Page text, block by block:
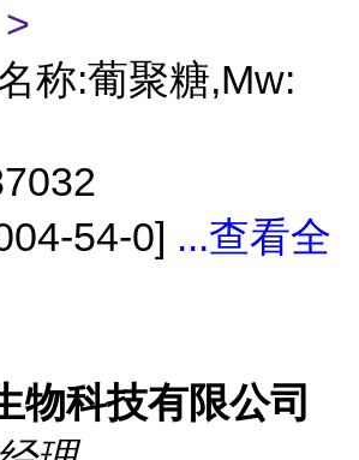
称:葡聚糖,Mw:
54-0] ...查看全
物科技有限公司